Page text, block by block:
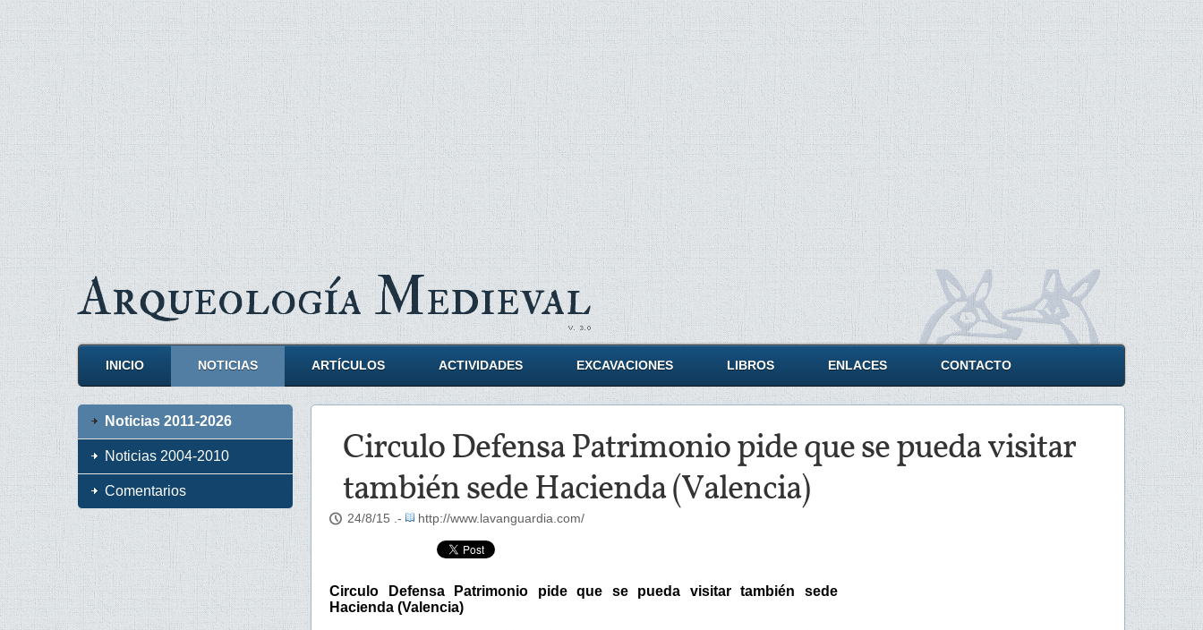
ArqueologíaMedieval
INICIO NOTICIAS ARTÍCULOS ACTIVIDADES EXCAVACIONES LIBROS ENLACES CONTACTO
Circulo Defensa Patrimonio pide que se pueda visitar
también sede Hacienda (Valencia)
24/8/15 .- http://www.lavanguardia.com/
Circulo Defensa Patrimonio pide que se pueda visitar también sede
Hacienda (Valencia)
Noticias 2011-2026
Noticias 2004-2010
Comentarios